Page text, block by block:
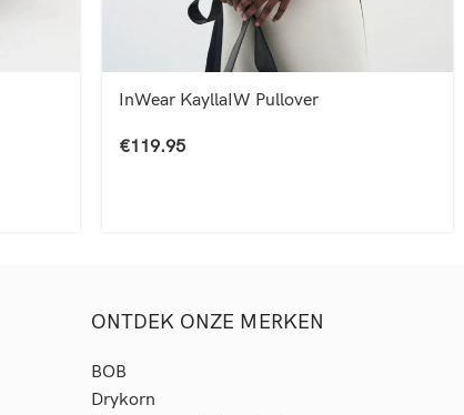
InWear KayllaIW Pullover
€119.95
ONTDEK ONZE MERKEN
BOB
Drykorn